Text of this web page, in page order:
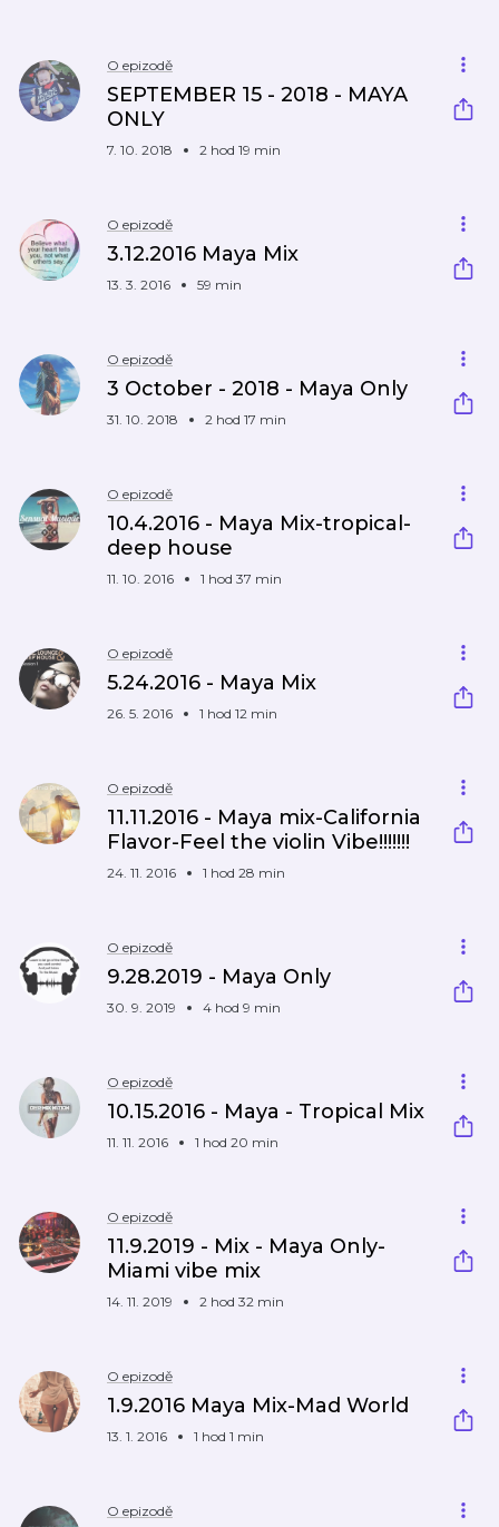
O epizodě
SEPTEMBER 15 - 2018 - MAYA
ONLY
7. 10. 2018 2 hod 19 min
O epizodě
3.12.2016 Maya Mix
13. 3. 2016 59 min
O epizodě
3 October - 2018 - Maya Only
31. 10. 2018 2 hod 17 min
O epizodě
10.4.2016 - Maya Mix-tropical-
deep house
11. 10. 2016 1 hod 37 min
O epizodě
5.24.2016 - Maya Mix
26. 5. 2016 1 hod 12 min
O epizodě
11.11.2016 - Maya mix-California
Flavor-Feel the violin Vibe!!!!!!!
24. 11. 2016 1 hod 28 min
O epizodě
9.28.2019 - Maya Only
30. 9. 2019 4 hod 9 min
O epizodě
10.15.2016 - Maya - Tropical Mix
11. 11. 2016 1 hod 20 min
O epizodě
11.9.2019 - Mix - Maya Only-
Miami vibe mix
14. 11. 2019 2 hod 32 min
O epizodě
1.9.2016 Maya Mix-Mad World
13. 1. 2016 1 hod 1 min
O epizodě